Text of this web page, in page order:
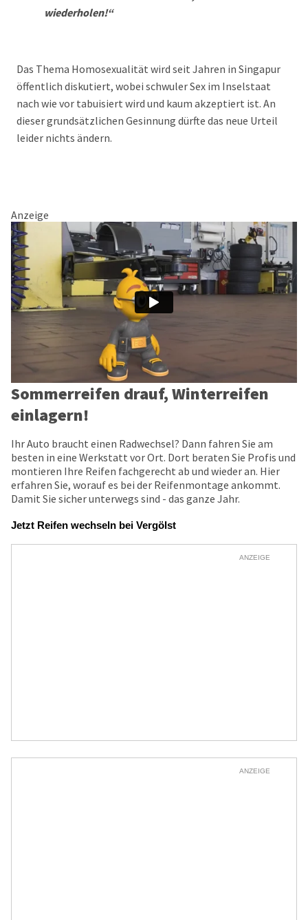
wiederholen!“
Das Thema Homosexualität wird seit Jahren in Singapur
öffentlich diskutiert, wobei schwuler Sex im Inselstaat
nach wie vor tabuisiert wird und kaum akzeptiert ist. An
dieser grundsätzlichen Gesinnung dürfte das neue Urteil
leider nichts ändern.
Anzeige
Sommerreifen drauf, Winterreifen
einlagern!
Ihr Auto braucht einen Radwechsel? Dann fahren Sie am
besten in eine Werkstatt vor Ort. Dort beraten Sie Profis und
montieren Ihre Reifen fachgerecht ab und wieder an. Hier
erfahren Sie, worauf es bei der Reifenmontage ankommt.
Damit Sie sicher unterwegs sind - das ganze Jahr.
Jetzt Reifen wechseln bei Vergölst
ANZEIGE
ANZEIGE